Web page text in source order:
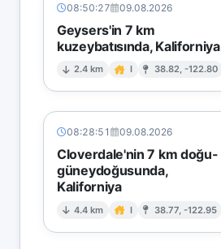
08:50:27 09.08.2026
Geysers'in 7 km
kuzeybatısında, Kaliforniya
2.4 km I 38.82, -122.80
08:28:51 09.08.2026
Cloverdale'nin 7 km doğu-
güneydoğusunda,
Kaliforniya
4.4 km I 38.77, -122.95